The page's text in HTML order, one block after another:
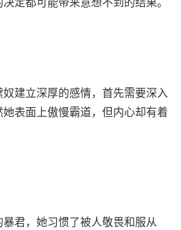
建立深厚的感情，首先需要深入
表面上傲慢霸道，但内心却有着
君，她习惯了被人敬畏和服从